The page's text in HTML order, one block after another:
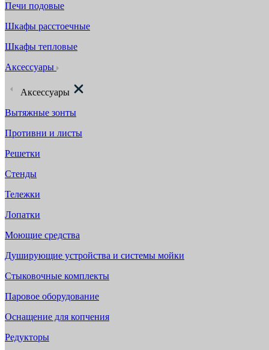
Печи подовые
Шкафы расстоечные
Шкафы тепловые
Аксессуары
Аксессуары
Вытяжные зонты
Противни и листы
Решетки
Стенды
Тележки
Лопатки
Моющие средства
Душирующие устройства и системы мойки
Стыковочные комплекты
Паровое оборудование
Оснащение для копчения
Редукторы